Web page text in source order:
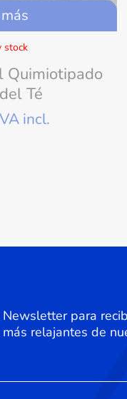
stock
Quimiotipado
Té
incl.
para
relajantes de